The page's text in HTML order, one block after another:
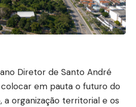
Diretor de Santo André
em pauta o futuro do
organização territorial e os